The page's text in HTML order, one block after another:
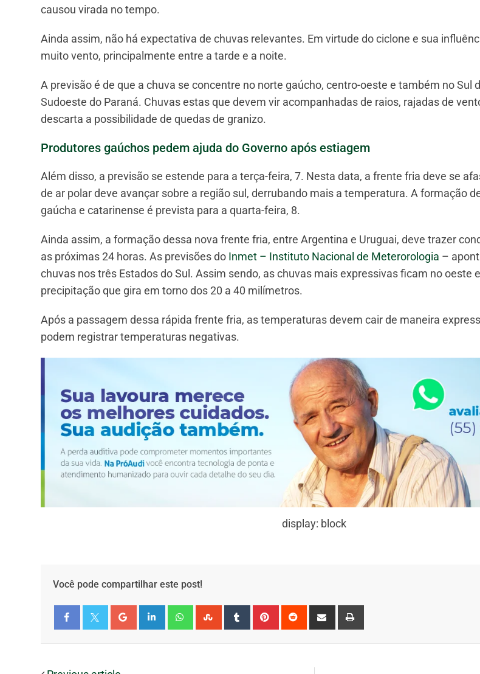
causou virada no tempo.
Ainda assim, não há expectativa de chuvas relevantes. Em virtude do ciclone e sua
muito vento, principalmente entre a tarde e a noite.
A previsão é de que a chuva se concentre no norte gaúcho, centro-oeste e também no Sul
Sudoeste do Paraná. Chuvas estas que devem vir acompanhadas de raios, rajadas de
descarta a possibilidade de quedas de granizo.
Produtores gaúchos pedem ajuda do Governo após estiagem
Além disso, a previsão se estende para a terça-feira, 7. Nesta data, a frente fria deve se
de ar polar deve avançar sobre a região sul, derrubando mais a temperatura. A formação
gaúcha e catarinense é prevista para a quarta-feira, 8.
Ainda assim, a formação dessa nova frente fria, entre Argentina e Uruguai, deve trazer
as próximas 24 horas. As previsões do Inmet – Instituto Nacional de Meterorologia –
chuvas nos três Estados do Sul. Assim sendo, as chuvas mais expressivas ficam no oeste
precipitação que gira em torno dos 20 a 40 milímetros.
Após a passagem dessa rápida frente fria, as temperaturas devem cair de maneira
podem registrar temperaturas negativas.
display: block
Você pode compartilhar este post!
FacebookTwitter